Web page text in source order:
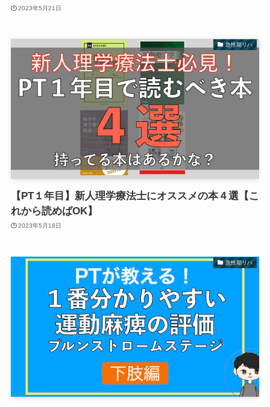
2023年5月21日
急性期リハ
【PT１年目】新人理学療法士にオススメの本４選【こ
れから読めばOK】
2023年5月18日
急性期リハ